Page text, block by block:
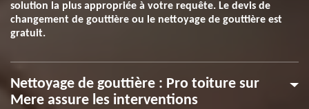
solution la plus appropriée à votre requête. Le devis de
changement de gouttière ou le nettoyage de gouttière est
gratuit.
Nettoyage de gouttière : Pro toiture sur
Mere assure les interventions